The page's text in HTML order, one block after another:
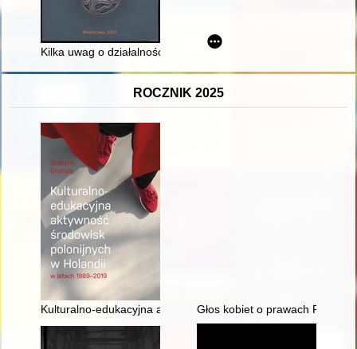
Kilka uwag o działalności numizmatycznej Stanisława
ROCZNIK 2025
Kulturalno-edukacyjna aktywność środowisk polonijnych w
Głos kobiet o prawach Polek